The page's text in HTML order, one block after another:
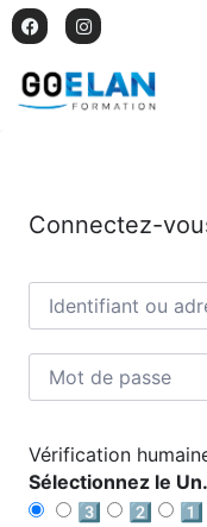
Connectez-
Vérification
Sélectionnez le Un.
3️⃣
2️⃣ 1️⃣